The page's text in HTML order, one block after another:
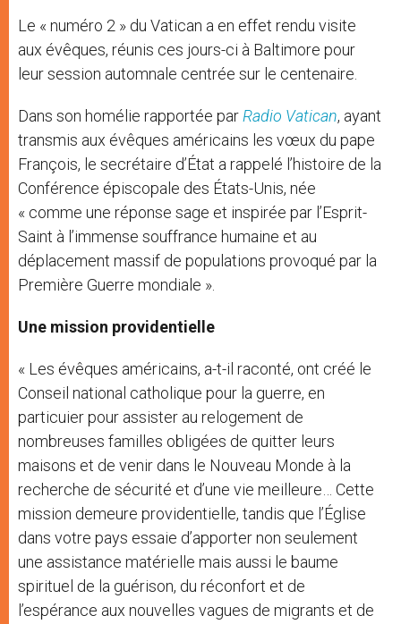
Le « numéro 2 » du Vatican a en effet rendu visite
aux évêques, réunis ces jours-ci à Baltimore pour
leur session automnale centrée sur le centenaire.
Dans son homélie rapportée parRadio Vatican, ayant
transmis aux évêques américains les vœux du pape
François, le secrétaire d’État a rappelé l’histoire de la
Conférence épiscopale des États-Unis, née
« comme une réponse sage et inspirée par l’Esprit-
Saint à l’immense souffrance humaine et au
déplacement massif de populations provoqué par la
Première Guerre mondiale ».
Une mission providentielle
« Les évêques américains, a-t-il raconté, ont créé le
Conseil national catholique pour la guerre, en
particuier pour assister au relogement de
nombreuses familles obligées de quitter leurs
maisons et de venir dans le Nouveau Monde à la
recherche de sécurité et d’une vie meilleure… Cette
mission demeure providentielle, tandis que l’Église
dans votre pays essaie d’apporter non seulement
une assistance matérielle mais aussi le baume
spirituel de la guérison, du réconfort et de
l’espérance aux nouvelles vagues de migrants et de